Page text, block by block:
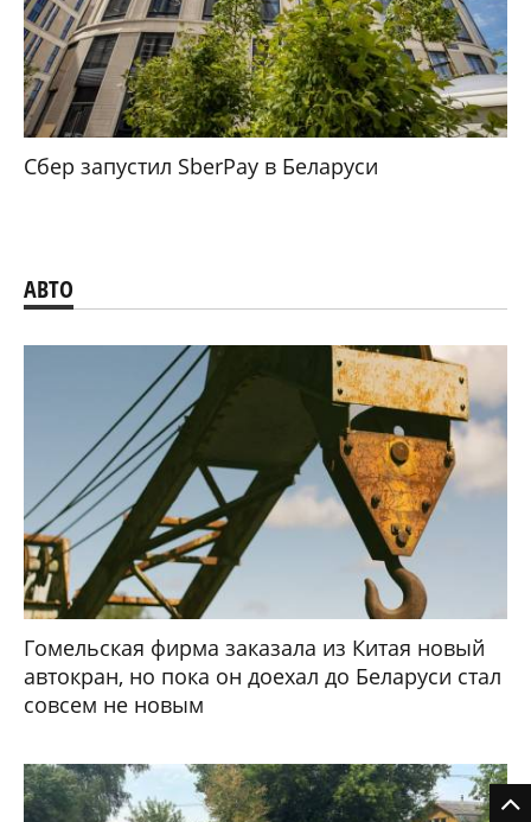
Сбер запустил SberPay в Беларуси
АВТО
Гомельская фирма заказала из Китая новый
автокран, но пока он доехал до Беларуси стал
совсем не новым